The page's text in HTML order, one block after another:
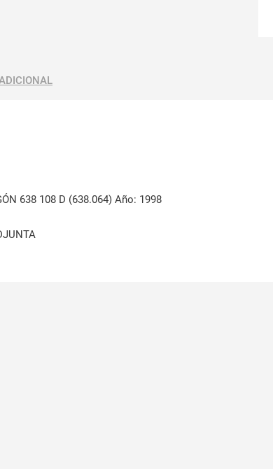
638 108 D (638.064) Año: 1998